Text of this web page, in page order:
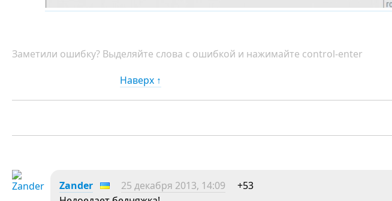
Заметили ошибку? Выделяйте слова с ошибкой и нажимайте control-enter
Наверх ↑
Zander 25 декабря 2013, 14:09
+53